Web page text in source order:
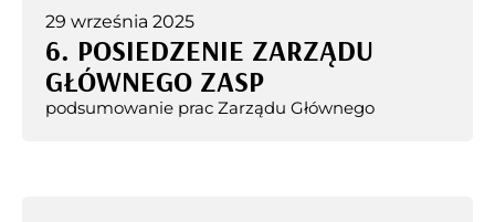
29 września 2025
6. POSIEDZENIE ZARZĄDU
GŁÓWNEGO ZASP
podsumowanie prac Zarządu Głównego